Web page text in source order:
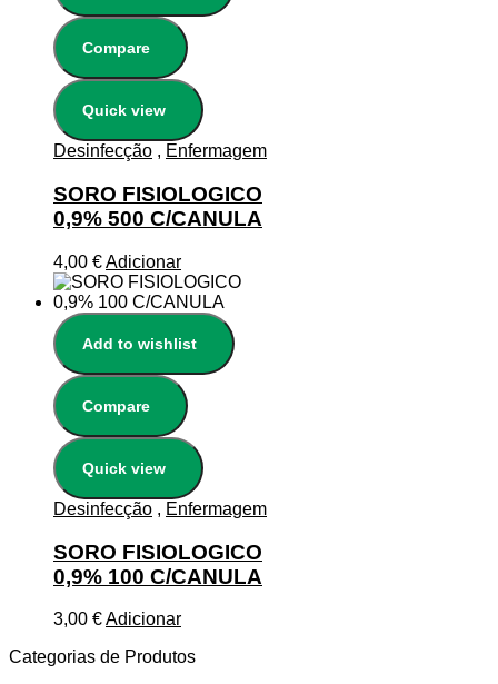
Compare
Quick view
Desinfecção , Enfermagem
SORO FISIOLOGICO
0,9% 500 C/CANULA
4,00 €Adicionar
Add to wishlist
Compare
Quick view
Desinfecção , Enfermagem
SORO FISIOLOGICO
0,9% 100 C/CANULA
3,00 €Adicionar
Categorias de Produtos